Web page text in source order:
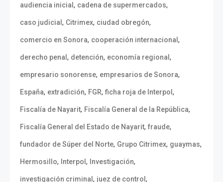
audiencia inicial , cadena de supermercados,
caso judicial , Citrimex, ciudad obregón,
comercio en Sonora, cooperación internacional ,
derecho penal , detención, economía regional ,
empresario sonorense, empresarios de Sonora,
España, extradición, FGR, ficha roja de Interpol ,
Fiscalía de Nayarit, Fiscalía General de la República,
Fiscalía General del Estado de Nayarit, fraude,
fundador de Súper del Norte, Grupo Citrimex, guaymas,
Hermosillo, Interpol , Investigación,
investigación criminal , juez de control ,